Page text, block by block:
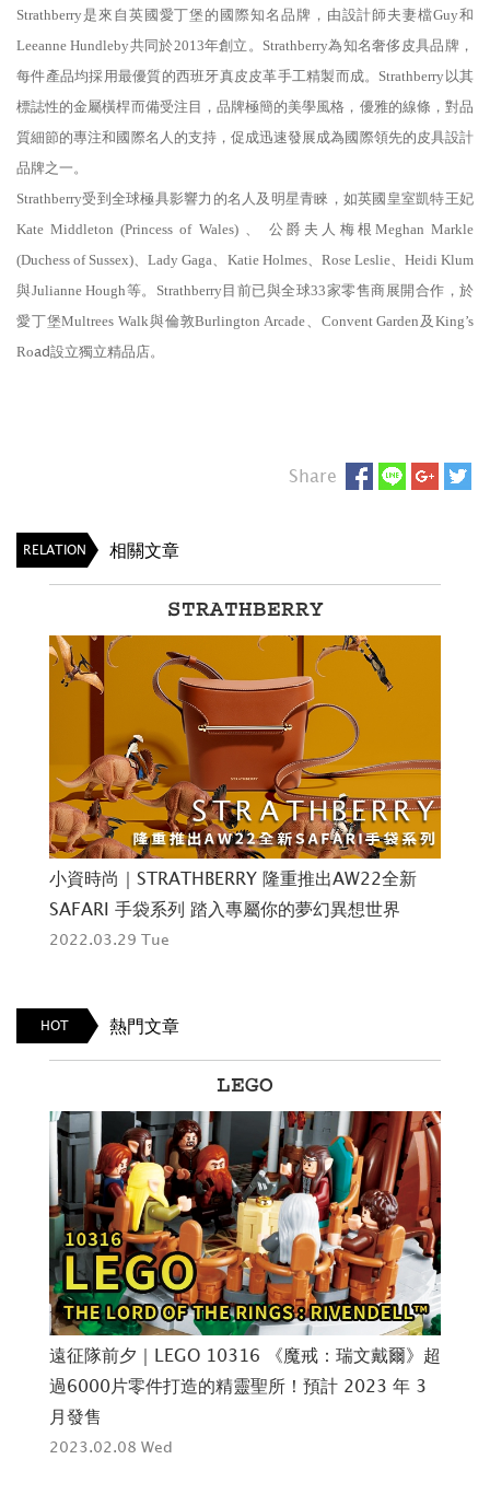
Strathberry是來自英國愛丁堡的國際知名品牌，由設計師夫妻檔Guy和
Leeanne Hundleby共同於2013年創立。Strathberry為知名奢侈皮具品牌，
每件產品均採用最優質的西班牙真皮皮革手工精製而成。Strathberry以其
標誌性的金屬橫桿而備受注目，品牌極簡的美學風格，優雅的線條，對品
質細節的專注和國際名人的支持，促成迅速發展成為國際領先的皮具設計
品牌之一。
Strathberry受到全球極具影響力的名人及明星青睞，如英國皇室凱特王妃
Kate Middleton (Princess of Wales) 、 公爵夫人梅根Meghan Markle
(Duchess of Sussex)、Lady Gaga、Katie Holmes、Rose Leslie、Heidi Klum
與Julianne Hough等。Strathberry目前已與全球33家零售商展開合作，於
愛丁堡Multrees Walk與倫敦Burlington Arcade、Convent Garden及King’s
Road設立獨立精品店。
Share
RELATION 相關文章
STRATHBERRY
小資時尚｜STRATHBERRY 隆重推出AW22全新
SAFARI 手袋系列 踏入專屬你的夢幻異想世界
2022.03.29 Tue
HOT 熱門文章
LEGO
遠征隊前夕｜LEGO 10316 《魔戒：瑞文戴爾》超
過6000片零件打造的精靈聖所！預計 2023 年 3
月發售
2023.02.08 Wed